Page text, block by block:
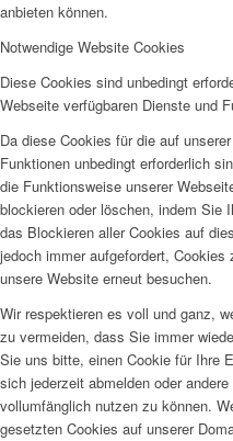
anbieten können.
Notwendige Website Cookies
Diese Cookies sind unbedingt
Webseite verfügbaren Dienste und
Da diese Cookies für die auf
Funktionen unbedingt erforderlich
die Funktionsweise unserer
blockieren oder löschen, indem Sie
das Blockieren aller Cookies auf
jedoch immer aufgefordert,
unsere Website erneut besuchen.
Wir respektieren es voll und ganz,
zu vermeiden, dass Sie immer
Sie uns bitte, einen Cookie für Ihre
sich jederzeit abmelden oder
vollumfänglich nutzen zu können.
gesetzten Cookies auf unserer